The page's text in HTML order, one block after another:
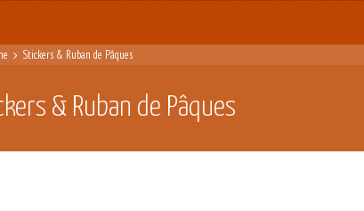
Stickers & Ruban de Pâques
& Ruban de Pâques